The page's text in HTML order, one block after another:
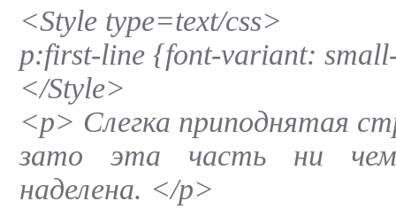
<Style type=text/css>
p:first-line {font-variant:
</Style>
<p> Слегка приподнятая
зато эта часть ни
наделена. </p>